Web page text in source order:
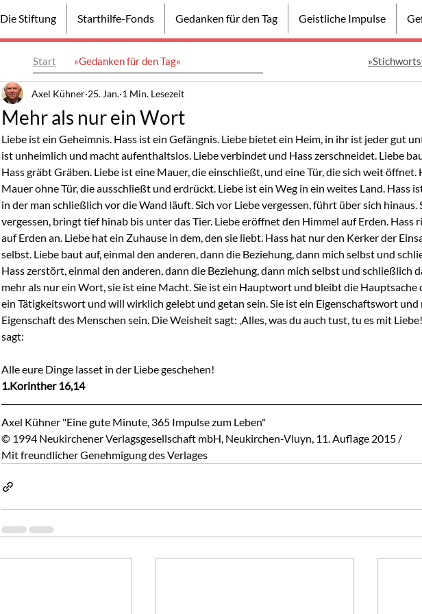
Die Stiftung Starthilfe-Fonds Gedanken für den Tag Geistliche Impulse
Start »Gedanken für den Tag«
Mehr als nur ein Wort
Axel Kühner 25. Jan. 1 Min. Lesezeit
Liebe ist ein Geheimnis. Hass ist ein Gefängnis. Liebe bietet ein Heim, in ihr ist jeder gut
ist unheimlich und macht aufenthaltslos. Liebe verbindet und Hass zerschneidet. Liebe
Hass gräbt Gräben. Liebe ist eine Mauer, die einschließt, und eine Tür, die sich weit öffnet.
Mauer ohne Tür, die ausschließt und erdrückt. Liebe ist ein Weg in ein weites Land. Hass
in der man schließlich vor die Wand läuft. Sich vor Liebe vergessen, führt über sich hinaus.
vergessen, bringt tief hinab bis unter das Tier. Liebe eröffnet den Himmel auf Erden. Hass
auf Erden an. Liebe hat ein Zuhause in dem, den sie liebt. Hass hat nur den Kerker der
selbst. Liebe baut auf, einmal den anderen, dann die Beziehung, dann mich selbst und
Hass zerstört, einmal den anderen, dann die Beziehung, dann mich selbst und schließlich
mehr als nur ein Wort, sie ist eine Macht. Sie ist ein Hauptwort und bleibt die Hauptsache
ein Tätigkeitswort und will wirklich gelebt und getan sein. Sie ist ein Eigenschaftswort und
Eigenschaft des Menschen sein. Die Weisheit sagt: ‚Alles, was du auch tust, tu es mit
sagt:
Alle eure Dinge lasset in der Liebe geschehen!
1.Korinther 16,14
Axel Kühner "Eine gute Minute, 365 Impulse zum Leben"
© 1994 Neukirchener Verlagsgesellschaft mbH, Neukirchen-Vluyn, 11. Auflage 2015 /
Mit freundlicher Genehmigung des Verlages